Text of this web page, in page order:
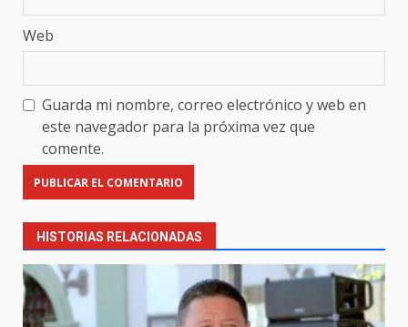
Web
Guarda mi nombre, correo electrónico y web en
este navegador para la próxima vez que
comente.
HISTORIAS RELACIONADAS